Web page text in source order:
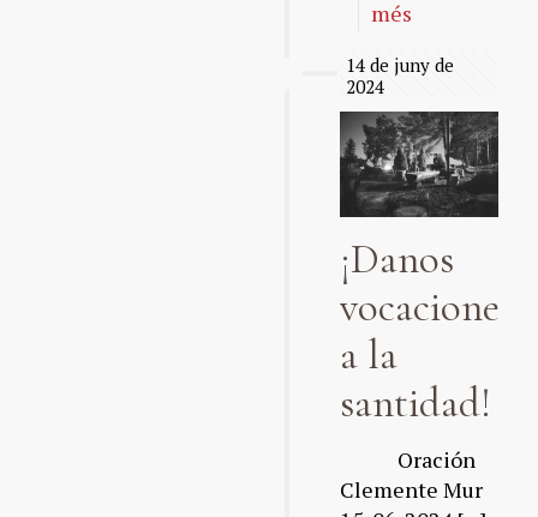
més
14 de juny de
2024
¡Danos
vocaciones
a la
santidad!
Oración
Clemente Mur